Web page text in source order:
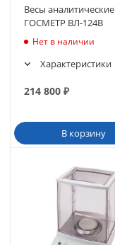
Весы аналитические
ГОСМЕТР ВЛ-124В
Нет в наличии
Характеристики
214 800 ₽
В корзину